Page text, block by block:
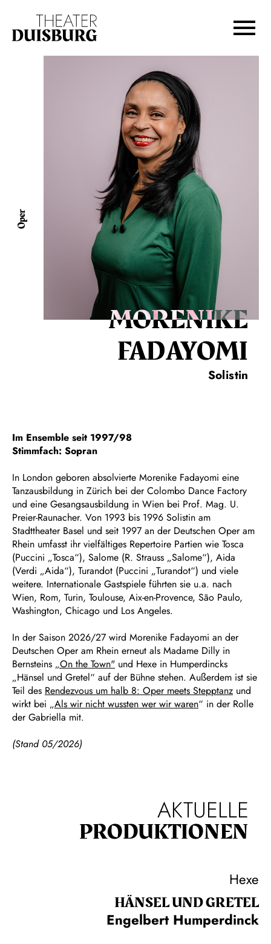
Zur Hauptnavigation springen
Zum Footer springen
Oper
MORENIKE
FADAYOMI
Solistin
Im Ensemble seit 1997/98
Stimmfach: Sopran
In London geboren absolvierte Morenike Fadayomi eine
Tanzausbildung in Zürich bei der Colombo Dance Factory
und eine Gesangsausbildung in Wien bei Prof. Mag. U.
Preier-Raunacher. Von 1993 bis 1996 Solistin am
Stadttheater Basel und seit 1997 an der Deutschen Oper am
Rhein umfasst ihr vielfältiges Repertoire Partien wie Tosca
(Puccini „Tosca“), Salome (R. Strauss „Salome“), Aida
(Verdi „Aida“), Turandot (Puccini „Turandot“) und viele
weitere. Internationale Gastspiele führten sie u.a. nach
Wien, Rom, Turin, Toulouse, Aix-en-Provence, São Paulo,
Washington, Chicago und Los Angeles.
In der Saison 2026/27 wird Morenike Fadayomi an der
Deutschen Oper am Rhein erneut als Madame Dilly in
Bernsteins „On the Town" und Hexe in Humperdincks
„Hänsel und Gretel“ auf der Bühne stehen. Außerdem ist sie
Teil des Rendezvous um halb 8: Oper meets Stepptanz und
wirkt bei „Als wir nicht wussten wer wir waren“ in der Rolle
der Gabriella mit.
(Stand 05/2026)
AKTUELLE
PRODUKTIONEN
Hexe
HÄNSEL UND GRETEL
Engelbert Humperdinck